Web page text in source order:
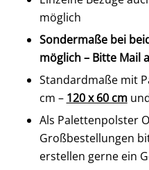
möglich
Sondermaße bei
möglich – Bitte Mail
Standardmaße mit
cm – 120 x 60 cm
Als Palettenpolster
Großbestellungen
erstellen gerne ein